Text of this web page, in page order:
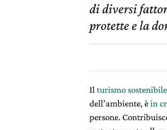
di diversi
protette e la
Il turismo sostenibile
dell’ambiente, èin
persone.